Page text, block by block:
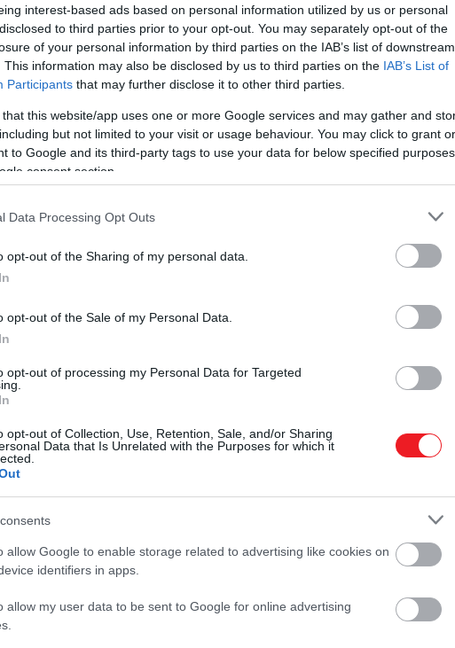
interest-based ads based on personal information utilized by us or personal
to third parties prior to your opt-out. You may separately opt-out of the
of your personal information by third parties on the IAB’s list of downstream
This information may also be disclosed by us to third parties on the IAB’s List of
Participants that may further disclose it to other third parties.
that this website/app uses one or more Google services and may gather and
but not limited to your visit or usage behaviour. You may click to grant or
to Google and its third-party tags to use your data for below specified purposes
consent section.
Data Processing Opt Outs
opt-out of the Sharing of my personal data.
opt-out of the Sale of my Personal Data.
opt-out of processing my Personal Data for Targeted
opt-out of Collection, Use, Retention, Sale, and/or Sharing
Data that Is Unrelated with the Purposes for which it
allow Google to enable storage related to advertising like cookies on
identifiers in apps.
allow my user data to be sent to Google for online advertising
segíthet a cél elérésében
(alapértelmezett mód), ami inkább a belső gondolatokra
jelenségét.
fel.
értelmezi.
keressünk valami új tevékenységet.